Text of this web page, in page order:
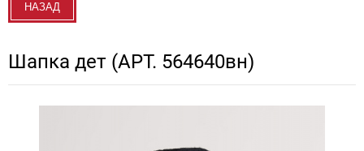
НАЗАД
Шапка дет (АРТ. 564640вн)